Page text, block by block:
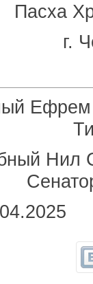
Пасха
г.
Нил